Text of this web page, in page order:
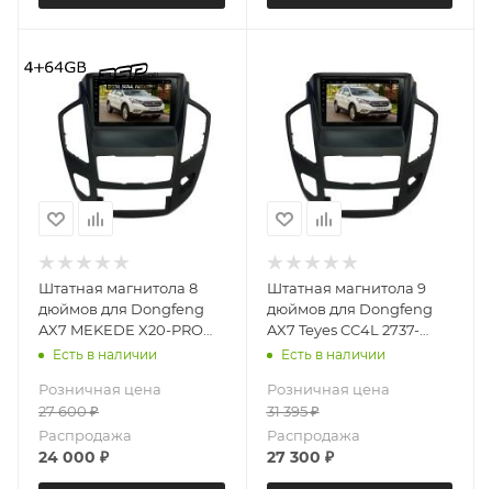
Штатная магнитола 8
дюймов для Dongfeng
AX7 MEKEDE X20-PRO
2737-6481 (крутилки)
ядер
Есть в наличии
Розничная цена
27 600₽
Распродажа
24 000 ₽
Штатная магнитола 9
дюймов для Dongfeng
AX7 Teyes CC4L 2737-
6877 Android 13 4+64 Gb
Есть в наличии
Розничная цена
31 395₽
Распродажа
27 300 ₽